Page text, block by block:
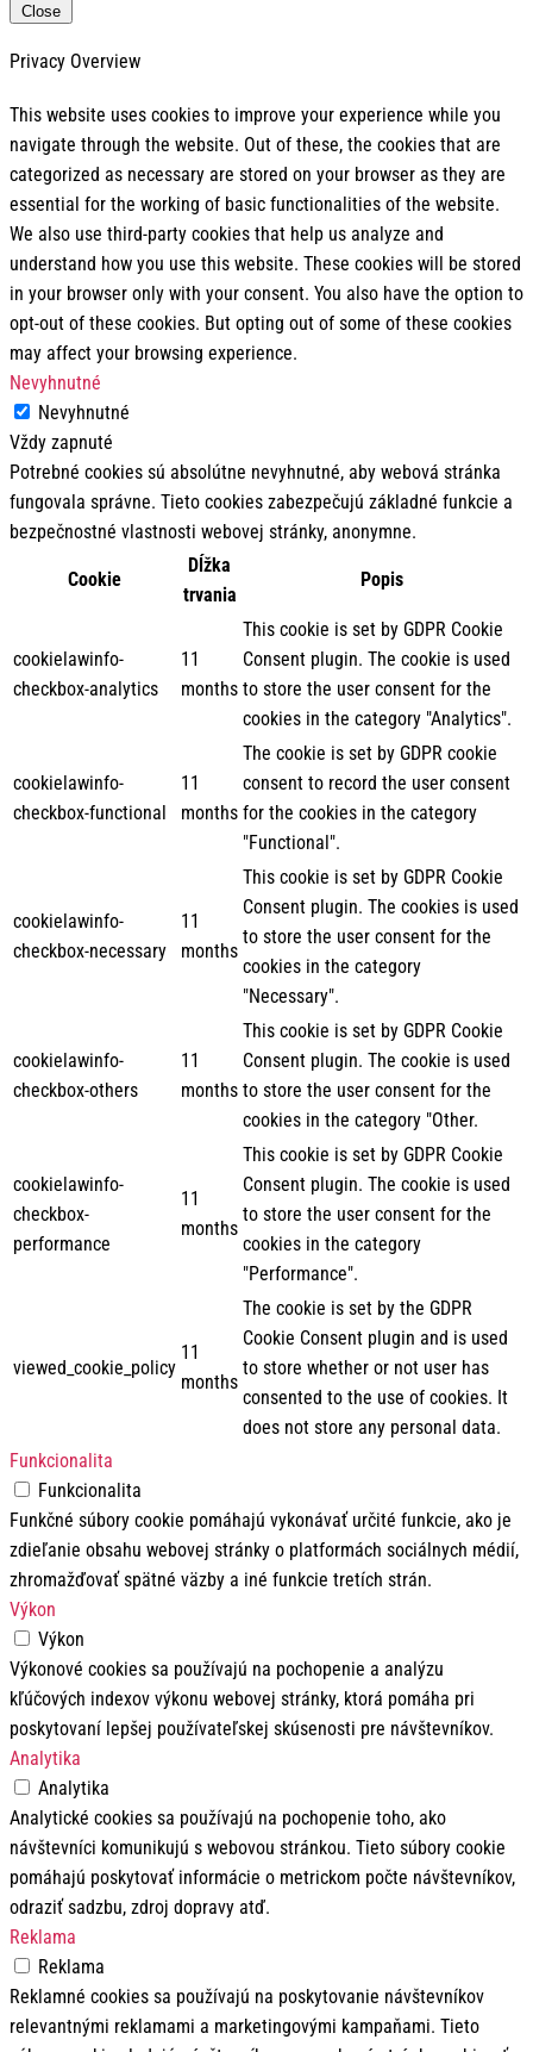
Close
Privacy Overview
This website uses cookies to improve your experience while you
navigate through the website. Out of these, the cookies that are
categorized as necessary are stored on your browser as they are
essential for the working of basic functionalities of the website.
We also use third-party cookies that help us analyze and
understand how you use this website. These cookies will be stored
in your browser only with your consent. You also have the option to
opt-out of these cookies. But opting out of some of these cookies
may affect your browsing experience.
Nevyhnutné
Nevyhnutné
Vždy zapnuté
Potrebné cookies sú absolútne nevyhnutné, aby webová stránka
fungovala správne. Tieto cookies zabezpečujú základné funkcie a
bezpečnostné vlastnosti webovej stránky, anonymne.
Cookie
Dĺžka
trvania
Popis
cookielawinfo-
checkbox-analytics
11
months
This cookie is set by GDPR Cookie
Consent plugin. The cookie is used
to store the user consent for the
cookies in the category "Analytics".
cookielawinfo-
checkbox-functional
11
months
The cookie is set by GDPR cookie
consent to record the user consent
for the cookies in the category
"Functional".
cookielawinfo-
checkbox-necessary
11
months
This cookie is set by GDPR Cookie
Consent plugin. The cookies is used
to store the user consent for the
cookies in the category
"Necessary".
cookielawinfo-
checkbox-others
11
months
This cookie is set by GDPR Cookie
Consent plugin. The cookie is used
to store the user consent for the
cookies in the category "Other.
cookielawinfo-
checkbox-
performance
11
months
This cookie is set by GDPR Cookie
Consent plugin. The cookie is used
to store the user consent for the
cookies in the category
"Performance".
viewed_cookie_policy
11
months
The cookie is set by the GDPR
Cookie Consent plugin and is used
to store whether or not user has
consented to the use of cookies. It
does not store any personal data.
Funkcionalita
Funkcionalita
Funkčné súbory cookie pomáhajú vykonávať určité funkcie, ako je
zdieľanie obsahu webovej stránky o platformách sociálnych médií,
zhromažďovať spätné väzby a iné funkcie tretích strán.
Výkon
Výkon
Výkonové cookies sa používajú na pochopenie a analýzu
kľúčových indexov výkonu webovej stránky, ktorá pomáha pri
poskytovaní lepšej používateľskej skúsenosti pre návštevníkov.
Analytika
Analytika
Analytické cookies sa používajú na pochopenie toho, ako
návštevníci komunikujú s webovou stránkou. Tieto súbory cookie
pomáhajú poskytovať informácie o metrickom počte návštevníkov,
odraziť sadzbu, zdroj dopravy atď.
Reklama
Reklama
Reklamné cookies sa používajú na poskytovanie návštevníkov
relevantnými reklamami a marketingovými kampaňami. Tieto